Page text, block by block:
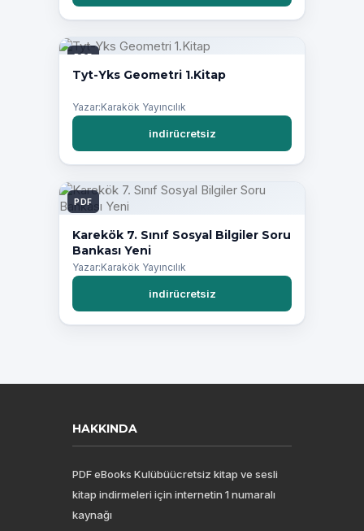
PDF
Tyt-Yks Geometri 1.Kitap
Yazar:Karakök Yayıncılık
indirücretsiz
PDF
Karekök 7. Sınıf Sosyal Bilgiler Soru
Bankası Yeni
Yazar:Karakök Yayıncılık
indirücretsiz
HAKKINDA
PDF eBooks Kulübüücretsiz kitap ve sesli
kitap indirmeleri için internetin 1 numaralı
kaynağı